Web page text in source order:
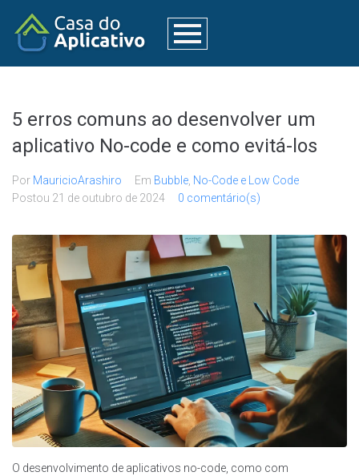
5 erros comuns ao desenvolver um
aplicativo No-code e como evitá-los
Por MauricioArashiro Em Bubble No-Code e Low Code
Postou 21 de outubro de 2024 0 comentário(s)
O desenvolvimento de aplicativos no-code, como com